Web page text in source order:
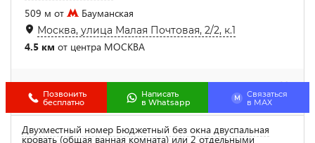
509 м от
Бауманская
Москва, улица Малая Почтовая, 2/2, к.1
4.5 км от центра МОСКВА
Двухместный номер Бюджетный без окна двуспальная
кровать (общая ванная комната) или 2 отдельными
Позвонить
бесплатно
Написать
в Whatsapp
M
Связаться
в МАХ